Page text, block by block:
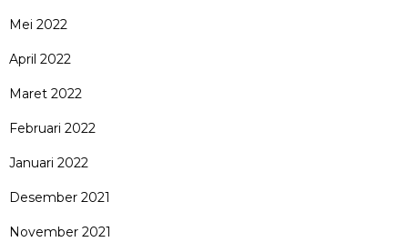
Mei 2022
April 2022
Maret 2022
Februari 2022
Januari 2022
Desember 2021
November 2021